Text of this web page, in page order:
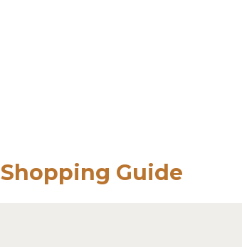
Shopping Guide